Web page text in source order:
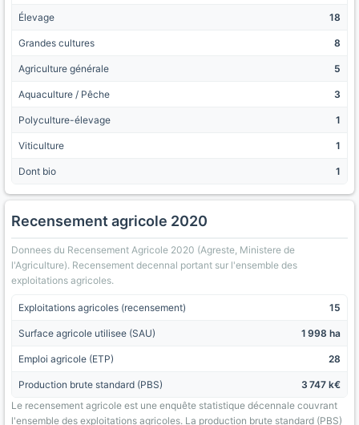
Élevage 18
Grandes cultures 8
Agriculture générale 5
Aquaculture / Pêche 3
Polyculture-élevage 1
Viticulture 1
Dont bio 1
Recensement agricole 2020
Donnees du Recensement Agricole 2020 (Agreste, Ministere de
l'Agriculture). Recensement decennal portant sur l'ensemble des
exploitations agricoles.
Exploitations agricoles (recensement) 15
Surface agricole utilisee (SAU) 1 998 ha
Emploi agricole (ETP) 28
Production brute standard (PBS)
3 747 k€
Le recensement agricole est une enquête statistique décennale couvrant
l'ensemble des exploitations agricoles. La production brute standard (PBS)